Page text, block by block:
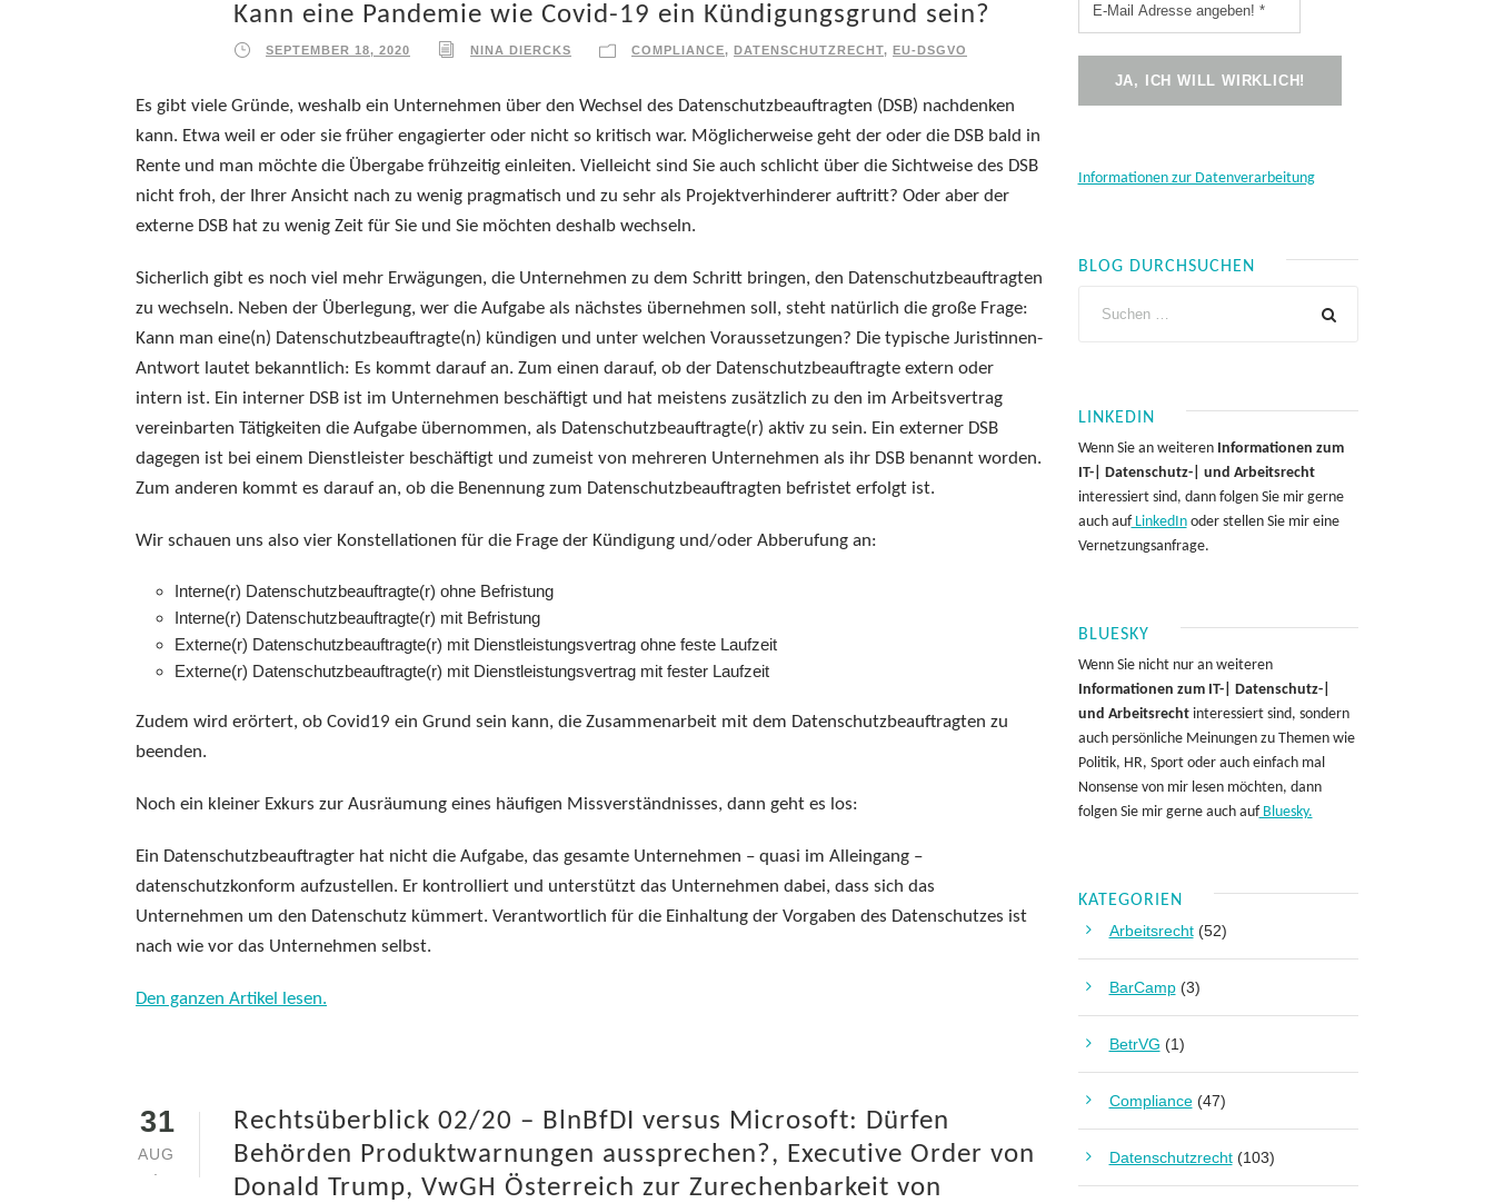
Kann eine Pandemie wie Covid-19 ein Kündigungsgrund sein?
SEPTEMBER 18, 2020 NINA DIERCKS COMPLIANCE, DATENSCHUTZRECHT, EU-DSGVO
Es gibt viele Gründe, weshalb ein Unternehmen über den Wechsel des Datenschutzbeauftragten (DSB) nachdenken
kann. Etwa weil er oder sie früher engagierter oder nicht so kritisch war. Möglicherweise geht der oder die DSB bald in
Rente und man möchte die Übergabe frühzeitig einleiten. Vielleicht sind Sie auch schlicht über die Sichtweise des DSB
nicht froh, der Ihrer Ansicht nach zu wenig pragmatisch und zu sehr als Projektverhinderer auftritt? Oder aber der
externe DSB hat zu wenig Zeit für Sie und Sie möchten deshalb wechseln.
Sicherlich gibt es noch viel mehr Erwägungen, die Unternehmen zu dem Schritt bringen, den Datenschutzbeauftragten
zu wechseln. Neben der Überlegung, wer die Aufgabe als nächstes übernehmen soll, steht natürlich die große Frage:
Kann man eine(n) Datenschutzbeauftragte(n) kündigen und unter welchen Voraussetzungen? Die typische Juristinnen-
Antwort lautet bekanntlich: Es kommt darauf an. Zum einen darauf, ob der Datenschutzbeauftragte extern oder
intern ist. Ein interner DSB ist im Unternehmen beschäftigt und hat meistens zusätzlich zu den im Arbeitsvertrag
vereinbarten Tätigkeiten die Aufgabe übernommen, als Datenschutzbeauftragte(r) aktiv zu sein. Ein externer DSB
dagegen ist bei einem Dienstleister beschäftigt und zumeist von mehreren Unternehmen als ihr DSB benannt worden.
Zum anderen kommt es darauf an, ob die Benennung zum Datenschutzbeauftragten befristet erfolgt ist.
Wir schauen uns also vier Konstellationen für die Frage der Kündigung und/oder Abberufung an:
Interne(r) Datenschutzbeauftragte(r) ohne Befristung
Interne(r) Datenschutzbeauftragte(r) mit Befristung
Externe(r) Datenschutzbeauftragte(r) mit Dienstleistungsvertrag ohne feste Laufzeit
Externe(r) Datenschutzbeauftragte(r) mit Dienstleistungsvertrag mit fester Laufzeit
Zudem wird erörtert, ob Covid19 ein Grund sein kann, die Zusammenarbeit mit dem Datenschutzbeauftragten zu
beenden.
Noch ein kleiner Exkurs zur Ausräumung eines häufigen Missverständnisses, dann geht es los:
Ein Datenschutzbeauftragter hat nicht die Aufgabe, das gesamte Unternehmen – quasi im Alleingang –
datenschutzkonform aufzustellen. Er kontrolliert und unterstützt das Unternehmen dabei, dass sich das
Unternehmen um den Datenschutz kümmert. Verantwortlich für die Einhaltung der Vorgaben des Datenschutzes ist
nach wie vor das Unternehmen selbst.
Den ganzen Artikel lesen.
31
AUG
Rechtsüberblick 02/20 – BlnBfDI versus Microsoft: Dürfen
Behörden Produktwarnungen aussprechen?, Executive Order von
Donald Trump, VwGH Österreich zur Zurechenbarkeit von
Informationen zur Datenverarbeitung
BLOG DURCHSUCHEN
LINKEDIN
Wenn Sie an weiteren Informationen zum
IT-| Datenschutz-| und Arbeitsrecht
interessiert sind, dann folgen Sie mir gerne
auch aufLinkedInoder stellen Sie mir eine
Vernetzungsanfrage.
BLUESKY
Wenn Sie nicht nur an weiteren
Informationen zum IT-| Datenschutz-|
und Arbeitsrechtinteressiert sind, sondern
auch persönliche Meinungen zu Themen wie
Politik, HR, Sport oder auch einfach mal
Nonsense von mir lesen möchten, dann
folgen Sie mir gerne auch aufBluesky.
KATEGORIEN
Arbeitsrecht(52)
BarCamp(3)
BetrVG (1)
Compliance(47)
Datenschutzrecht(103)